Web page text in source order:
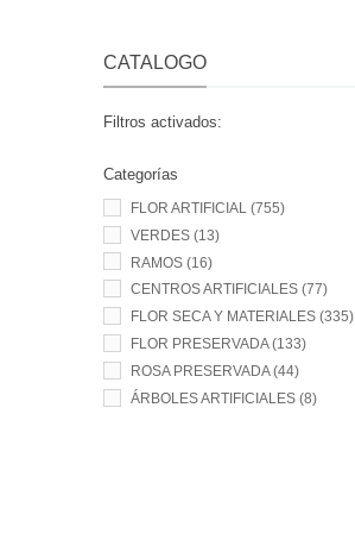
CATALOGO
Filtros activados:
Categorías
FLOR ARTIFICIAL (755)
VERDES (13)
RAMOS (16)
CENTROS ARTIFICIALES (77)
FLOR SECA Y MATERIALES (335)
FLOR PRESERVADA(133)
ROSA PRESERVADA(44)
ÁRBOLES ARTIFICIALES (8)